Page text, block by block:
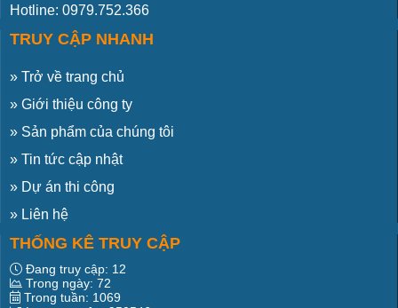
Hotline: 0979.752.366
TRUY CẬP NHANH
» Trở về trang chủ
» Giới thiệu công ty
» Sản phẩm của chúng tôi
» Tin tức cập nhật
» Dự án thi công
» Liên hệ
THỐNG KÊ TRUY CẬP
Đang truy cập: 12
Trong ngày: 72
Trong tuần: 1069